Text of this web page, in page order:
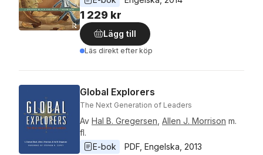
1 229 kr
Lägg till
Läs direkt efter köp
Global Explorers
The Next Generation of Leaders
Av Hal B. Gregersen Allen J. Morrison m.
fl.
E-bok
PDF Engelska 2013